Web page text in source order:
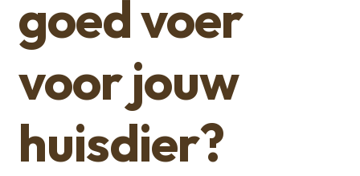
goed voer
voor jouw
huisdier?